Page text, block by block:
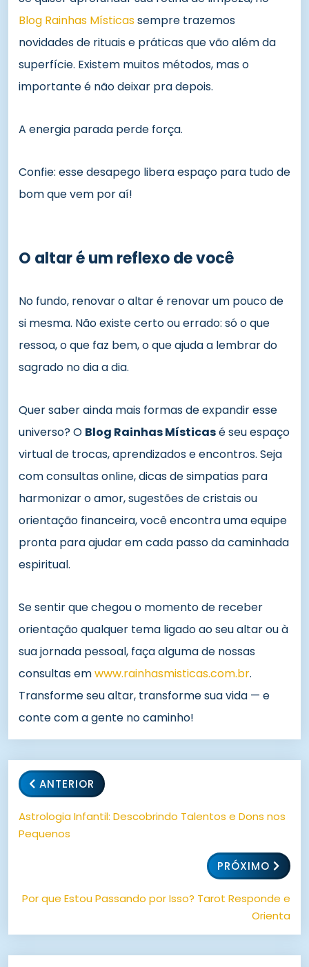
Blog Rainhas Místicassempre trazemos
novidades de rituais e práticas que vão além da
superfície. Existem muitos métodos, mas o
importante é não deixar pra depois.
A energia parada perde força.
Confie: esse desapego libera espaço para tudo de
bom que vem por aí!
O altar é um reflexo de você
No fundo, renovar o altar é renovar um pouco de
si mesma. Não existe certo ou errado: só o que
ressoa, o que faz bem, o que ajuda a lembrar do
sagrado no dia a dia.
Quer saber ainda mais formas de expandir esse
universo? O Blog Rainhas Místicasé seu espaço
virtual de trocas, aprendizados e encontros. Seja
com consultas online, dicas de simpatias para
harmonizar o amor, sugestões de cristais ou
orientação financeira, você encontra uma equipe
pronta para ajudar em cada passo da caminhada
espiritual.
Se sentir que chegou o momento de receber
orientação qualquer tema ligado ao seu altar ou à
sua jornada pessoal, faça alguma de nossas
consultas emwww.rainhasmisticas.com.br.
Transforme seu altar, transforme sua vida — e
conte com a gente no caminho!
ANTERIOR
Astrologia Infantil: Descobrindo Talentos e Dons nos
Pequenos
PRÓXIMO
Por que Estou Passando por Isso? Tarot Responde e
Orienta